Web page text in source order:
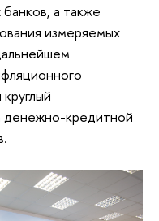
а также
измеряемых
кредитной